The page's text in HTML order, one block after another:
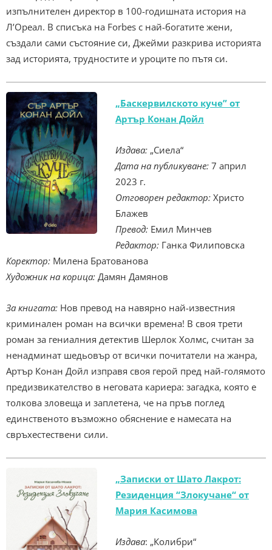
изпълнителен директор в 100-годишната история на
Л’Ореал. В списъка на Forbes с най-богатите жени,
създали сами състояние си, Джейми разкрива историята
зад историята, трудностите и уроците по пътя си.
„Баскервилското куче” от
Артър Конан Дойл
Издава: „Сиела“
Дата на публикуване: 7 април
2023 г.
Отговорен редактор: Христо
Блажев
Превод: Емил Минчев
Редактор: Ганка Филиповска
Коректор: Милена Братованова
Художник на корица: Дамян Дамянов
За книгата: Нов превод на навярно най-известния
криминален роман на всички времена! В своя трети
роман за гениалния детектив Шерлок Холмс, считан за
ненадминат шедьовър от всички почитатели на жанра,
Артър Конан Дойл изправя своя герой пред най-голямото
предизвикателство в неговата кариера: загадка, която е
толкова зловеща и заплетена, че на пръв поглед
единственото възможно обяснение е намесата на
свръхестествени сили.
„Записки от Шато Лакрот:
Резиденция “Злокучане“ от
Мария Касимова
Издава: „Колибри“